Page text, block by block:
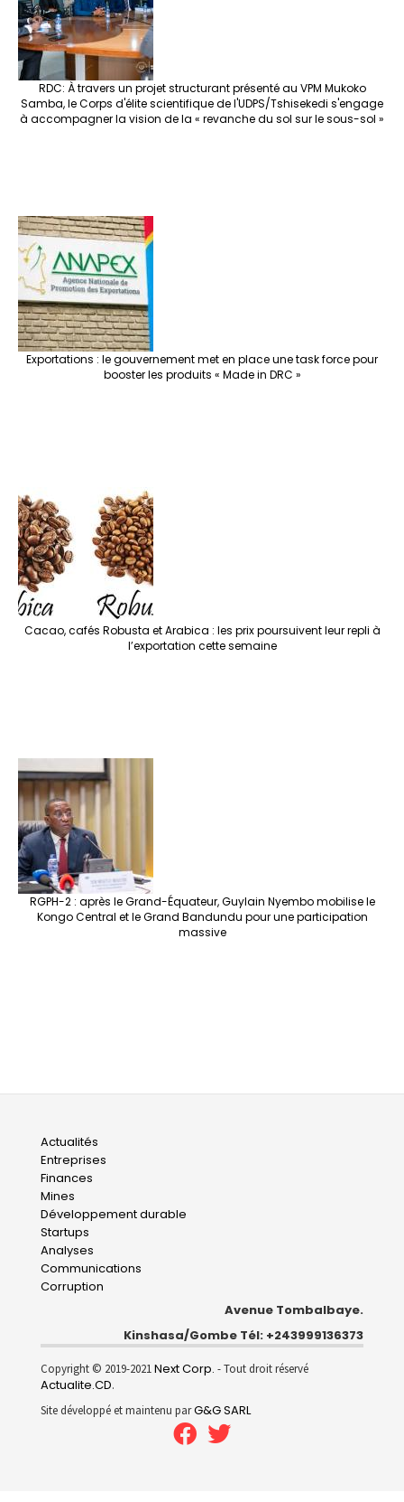
RDC: À travers un projet structurant présenté au VPM Mukoko
Samba, le Corps d'élite scientifique de l'UDPS/Tshisekedi s'engage
à accompagner la vision de la « revanche du sol sur le sous-sol »
Exportations : le gouvernement met en place une task force pour
booster les produits « Made in DRC »
Cacao, cafés Robusta et Arabica : les prix poursuivent leur repli à
l’exportation cette semaine
RGPH-2 : après le Grand-Équateur, Guylain Nyembo mobilise le
Kongo Central et le Grand Bandundu pour une participation
massive
Main
navigation
Actualités
Entreprises
Finances
Mines
Développement durable
Startups
Analyses
Communications
Corruption
Avenue Tombalbaye.
Kinshasa/Gombe Tél: +243999136373
Copyright © 2019-2021Next Corp. - Tout droit réservé
Actualite.CD.
Site développé et maintenu parG&G SARL